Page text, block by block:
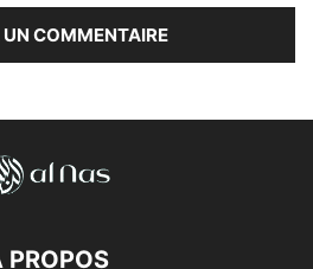
PROPOS